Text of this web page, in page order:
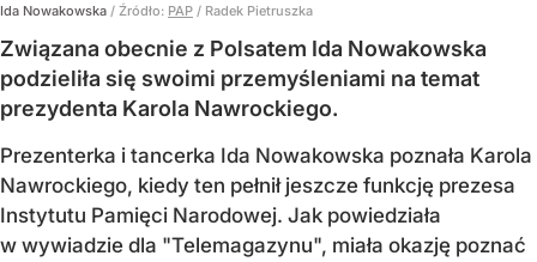
Ida Nowakowska / Źródło: PAP / Radek Pietruszka
Związana obecnie z Polsatem Ida Nowakowska
podzieliła się swoimi przemyśleniami na temat
prezydenta Karola Nawrockiego.
Prezenterka i tancerka Ida Nowakowska poznała Karola
Nawrockiego, kiedy ten pełnił jeszcze funkcję prezesa
Instytutu Pamięci Narodowej. Jak powiedziała
w wywiadzie dla "Telemagazynu", miała okazję poznać